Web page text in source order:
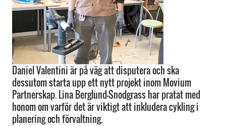
Daniel Valentini är på väg att disputera och ska
dessutom starta upp ett nytt projekt inom Movium
Partnerskap. Lina Berglund-Snodgrass har pratat med
honom om varför det är viktigt att inkludera cykling i
planering och förvaltning.